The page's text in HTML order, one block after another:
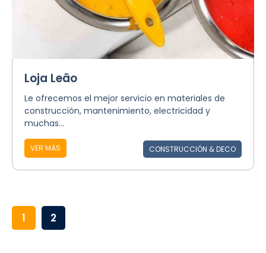
Loja Leão
Le ofrecemos el mejor servicio en materiales de
construcción, mantenimiento, electricidad y
muchas...
VER MÁS CONSTRUCCIÓN & DECO
1 2